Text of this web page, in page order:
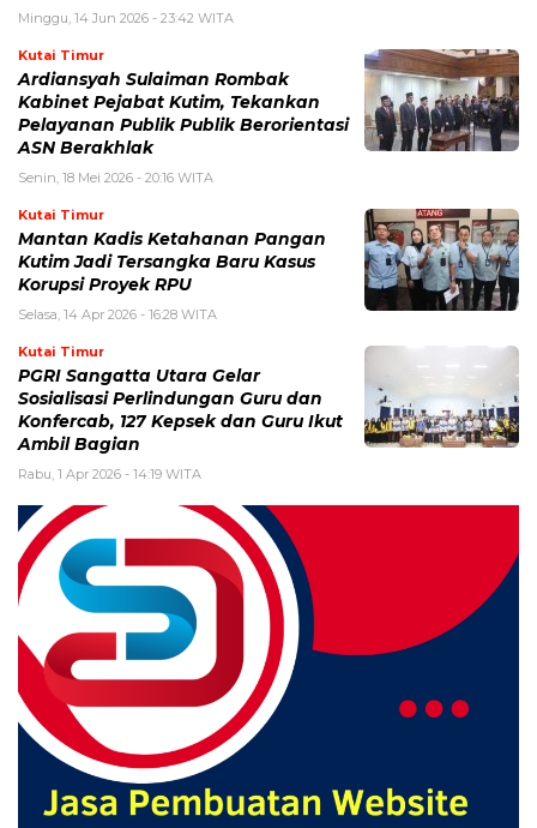
Minggu, 14 Jun 2026 - 23:42 WITA
Kutai Timur
Ardiansyah Sulaiman Rombak
Kabinet Pejabat Kutim, Tekankan
Pelayanan Publik Publik Berorientasi
ASN Berakhlak
Senin, 18 Mei 2026 - 20:16 WITA
Kutai Timur
Mantan Kadis Ketahanan Pangan
Kutim Jadi Tersangka Baru Kasus
Korupsi Proyek RPU
Selasa, 14 Apr 2026 - 16:28 WITA
Kutai Timur
PGRI Sangatta Utara Gelar
Sosialisasi Perlindungan Guru dan
Konfercab, 127 Kepsek dan Guru Ikut
Ambil Bagian
Rabu, 1 Apr 2026 - 14:19 WITA